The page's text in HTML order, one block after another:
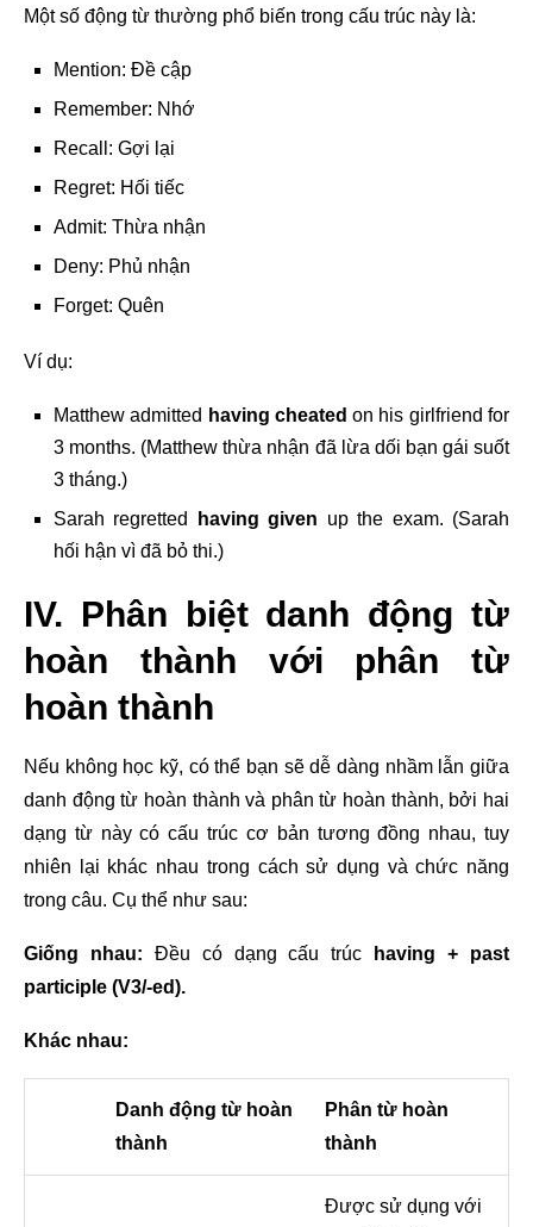
Một số động từ thường phổ biến trong cấu trúc này là:
Mention: Đề cập
Remember: Nhớ
Recall: Gợi lại
Regret: Hối tiếc
Admit: Thừa nhận
Deny: Phủ nhận
Forget: Quên
Ví dụ:
Matthew admitted having cheatedon his girlfriend for
3 months. (Matthew thừa nhận đã lừa dối bạn gái suốt
3 tháng.)
Sarah regretted
having given up the exam. (Sarah
hối hận vì đã bỏ thi.)
IV. Phân biệt danh động từ
hoàn thành với phân từ
hoàn thành
Nếu không học kỹ, có thể bạn sẽ dễ dàng nhầm lẫn giữa
danh động từ hoàn thành và phân từ hoàn thành, bởi hai
dạng từ này có cấu trúc cơ bản tương đồng nhau, tuy
nhiên lại khác nhau trong cách sử dụng và chức năng
trong câu. Cụ thể như sau:
Giống nhau: Đều có dạng cấu trúc
having + past
participle (V3/-ed).
Khác nhau:
Danh động từ hoàn
thành
Phân từ hoàn
thành
Được sử dụng với